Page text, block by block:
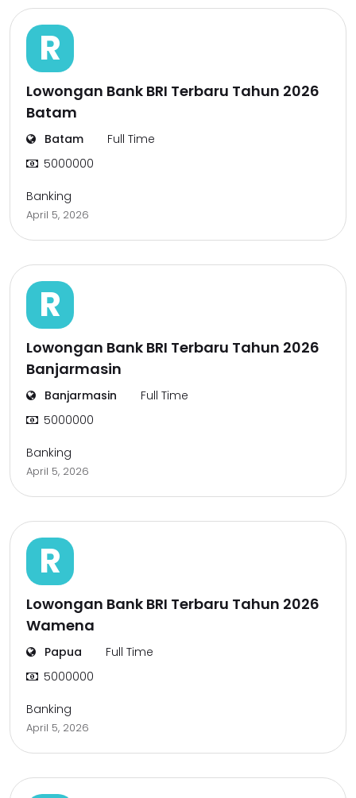
R
Lowongan Bank BRI Terbaru Tahun 2026
Batam
Batam
Full Time
5000000
Banking
April 5, 2026
R
Lowongan Bank BRI Terbaru Tahun 2026
Banjarmasin
Banjarmasin
Full Time
5000000
Banking
April 5, 2026
R
Lowongan Bank BRI Terbaru Tahun 2026
Wamena
Papua
Full Time
5000000
Banking
April 5, 2026